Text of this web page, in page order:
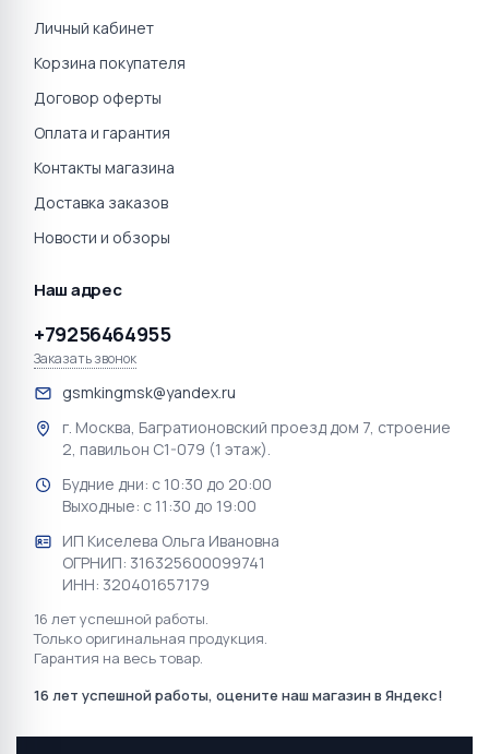
Личный кабинет
Корзина покупателя
Договор оферты
Оплата и гарантия
Контакты магазина
Доставка заказов
Новости и обзоры
Наш адрес
+79256464955
Заказать звонок
gsmkingmsk@yandex.ru
г. Москва, Багратионовский проезд дом 7, строение
2, павильон С1-079 (1 этаж).
Будние дни: с 10:30 до 20:00
Выходные: с 11:30 до 19:00
ИП Киселева Ольга Ивановна
ОГРНИП: 316325600099741
ИНН: 320401657179
16 лет успешной работы.
Только оригинальная продукция.
Гарантия на весь товар.
16 лет успешной работы, оцените наш магазин в Яндекс!